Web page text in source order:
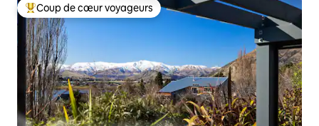
Coups de cœur voyageurs les plus appréciés
Coup de cœur voyageurs